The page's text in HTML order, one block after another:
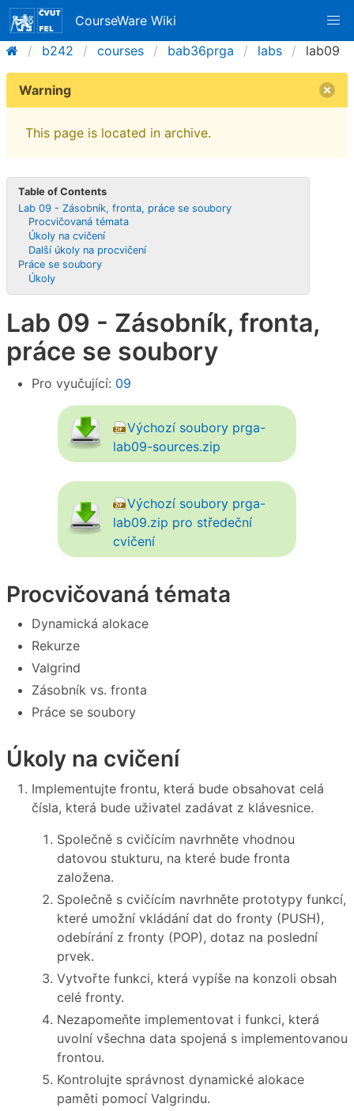
CourseWare Wiki
b242
courses bab36prga labs lab09
Warning
This page is located in archive.
Table of Contents
Lab 09 - Zásobník, fronta, práce se soubory
Procvičovaná témata
Úkoly na cvičení
Další úkoly na procvičení
Práce se soubory
Úkoly
Lab 09 - Zásobník, fronta,
práce se soubory
Pro vyučující: 09
Výchozí soubory prga-
lab09-sources.zip
Výchozí soubory prga-
lab09.zip pro středeční
cvičení
Procvičovaná témata
Dynamická alokace
Rekurze
Valgrind
Zásobník vs. fronta
Práce se soubory
Úkoly na cvičení
Implementujte frontu, která bude obsahovat celá
čísla, která bude uživatel zadávat z klávesnice.
Společně s cvičícím navrhněte vhodnou
datovou stukturu, na které bude fronta
založena.
Společně s cvičícím navrhněte prototypy funkcí,
které umožní vkládání dat do fronty (PUSH),
odebírání z fronty (POP), dotaz na poslední
prvek.
Vytvořte funkci, která vypíše na konzoli obsah
celé fronty.
Nezapomeňte implementovat i funkci, která
uvolní všechna data spojená s implementovanou
frontou.
Kontrolujte správnost dynamické alokace
paměti pomocí Valgrindu.